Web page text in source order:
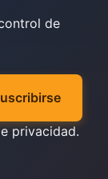
de
privacidad.